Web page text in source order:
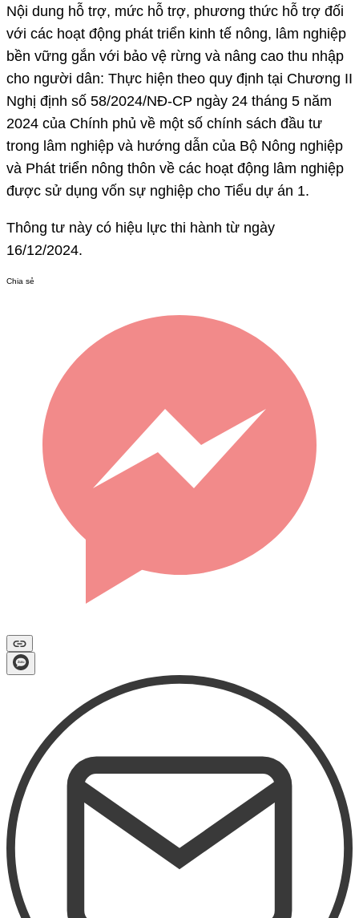
Nội dung hỗ trợ, mức hỗ trợ, phương thức hỗ trợ đối
với các hoạt động phát triển kinh tế nông, lâm nghiệp
bền vững gắn với bảo vệ rừng và nâng cao thu nhập
cho người dân: Thực hiện theo quy định tại Chương II
Nghị định số 58/2024/NĐ-CP ngày 24 tháng 5 năm
2024 của Chính phủ về một số chính sách đầu tư
trong lâm nghiệp và hướng dẫn của Bộ Nông nghiệp
và Phát triển nông thôn về các hoạt động lâm nghiệp
được sử dụng vốn sự nghiệp cho Tiểu dự án 1.
Thông tư này có hiệu lực thi hành từ ngày
16/12/2024.
Chia sẻ